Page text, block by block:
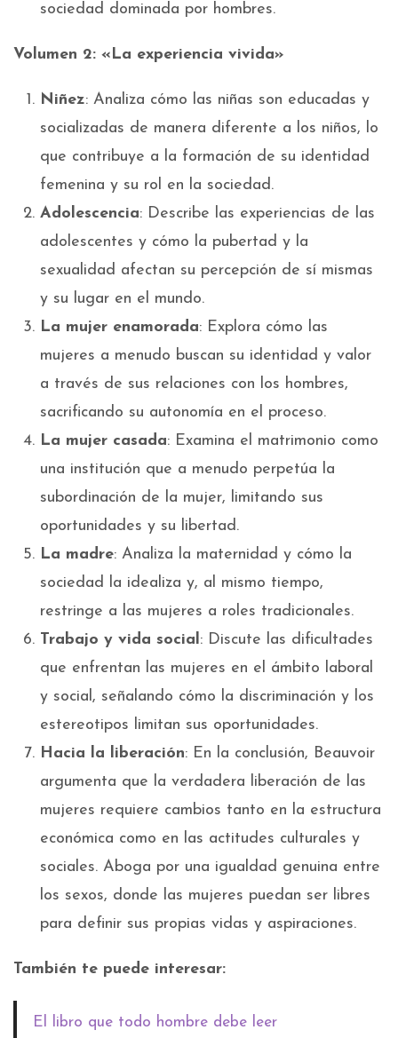
sociedad dominada por hombres.
Volumen 2: «La experiencia vivida»
Niñez: Analiza cómo las niñas son educadas y
socializadas de manera diferente a los niños, lo
que contribuye a la formación de su identidad
femenina y su rol en la sociedad.
Adolescencia: Describe las experiencias de las
adolescentes y cómo la pubertad y la
sexualidad afectan su percepción de sí mismas
y su lugar en el mundo.
La mujer enamorada: Explora cómo las
mujeres a menudo buscan su identidad y valor
a través de sus relaciones con los hombres,
sacrificando su autonomía en el proceso.
La mujer casada: Examina el matrimonio como
una institución que a menudo perpetúa la
subordinación de la mujer, limitando sus
oportunidades y su libertad.
La madre: Analiza la maternidad y cómo la
sociedad la idealiza y, al mismo tiempo,
restringe a las mujeres a roles tradicionales.
Trabajo y vida social: Discute las dificultades
que enfrentan las mujeres en el ámbito laboral
y social, señalando cómo la discriminación y los
estereotipos limitan sus oportunidades.
Hacia la liberación: En la conclusión, Beauvoir
argumenta que la verdadera liberación de las
mujeres requiere cambios tanto en la estructura
económica como en las actitudes culturales y
sociales. Aboga por una igualdad genuina entre
los sexos, donde las mujeres puedan ser libres
para definir sus propias vidas y aspiraciones.
También te puede interesar:
El libro que todo hombre debe leer